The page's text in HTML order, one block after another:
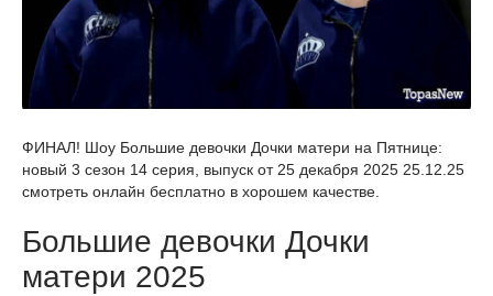
ФИНАЛ! Шоу Большие девочки Дочки матери на Пятнице:
новый 3 сезон 14 серия, выпуск от 25 декабря 2025 25.12.25
смотреть онлайн бесплатно в хорошем качестве.
Большие девочки Дочки
матери 2025